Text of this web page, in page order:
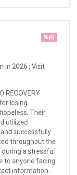
Reply
in 2026 ; Visit
RECOVERY
losing
Their
utilized
successfully
throughout the
a stressful
to anyone facing
information..